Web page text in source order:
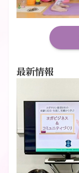
最新情報